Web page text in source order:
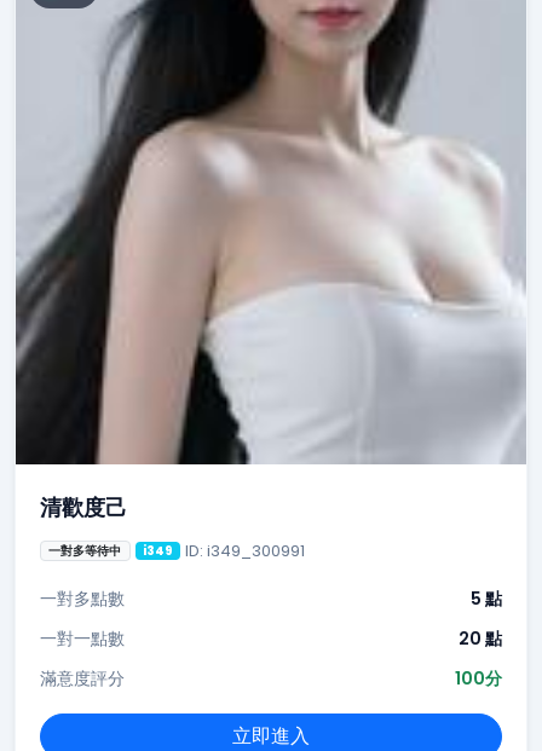
清歡度己
一對多等待中 i349 ID: i349_300991
一對多點數
5 點
一對一點數
20 點
滿意度評分
100分
立即進入